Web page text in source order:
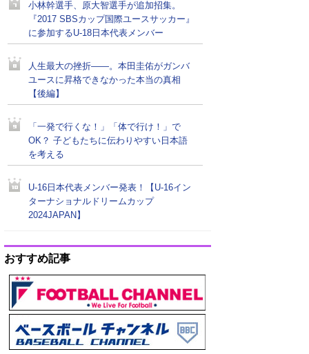
小林幹選手、原大智選手が追加招集。
『2017 SBSカップ国際ユースサッカー』
に参加するU-18日本代表メンバー
人生最大の挫折――。本田圭佑がガンバ
ユースに昇格できなかった本当の真相
【後編】
「一発で行くな！」「体で行け！」で
OK？ 子どもたちに伝わりやすい日本語
を考える
U-16日本代表メンバー発表！【U-16イン
ターナショナルドリームカップ
2024JAPAN】
おすすめ記事